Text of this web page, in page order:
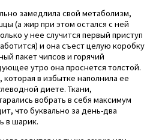
замедлила свой метаболизм,
(а жир при этом остался с ней
у нее случится первый приступ
и она съест целую коробку
пакет чипсов и горячий
утро она проснется толстой.
в избытке наполнила ее
диете. Ткани,
вобрать в себя максимум
что буквально за день-два
в шарик.